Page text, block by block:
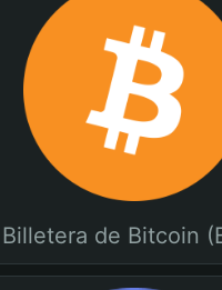
Billetera de Bitcoin